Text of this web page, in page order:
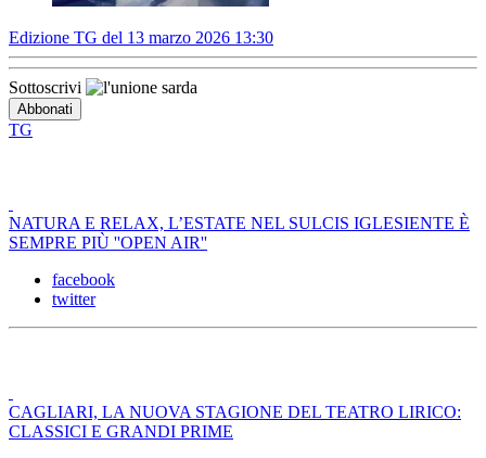
Edizione TG del 13 marzo 2026 13:30
Sottoscrivi
TG
NATURA E RELAX, L’ESTATE NEL SULCIS IGLESIENTE È
SEMPRE PIÙ ''OPEN AIR''
facebook
twitter
CAGLIARI, LA NUOVA STAGIONE DEL TEATRO LIRICO:
CLASSICI E GRANDI PRIME